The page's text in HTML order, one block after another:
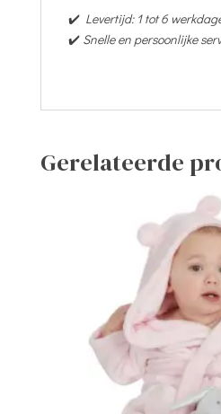
✔️Levertijd: 1 tot 6
✔️Snelle en persoonlijke
Gerelateerde